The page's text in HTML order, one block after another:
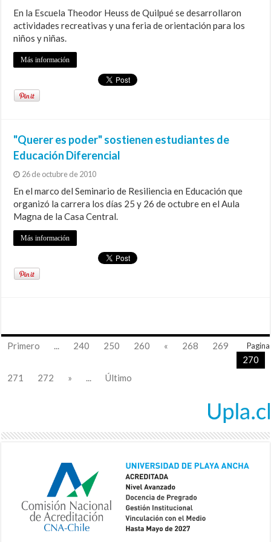
En la Escuela Theodor Heuss de Quilpué se desarrollaron
actividades recreativas y una feria de orientación para los
niños y niñas.
Más información
"Querer es poder" sostienen estudiantes de
Educación Diferencial
26 de octubre de 2010
En el marco del Seminario de Resiliencia en Educación que
organizó la carrera los días 25 y 26 de octubre en el Aula
Magna de la Casa Central.
Más información
Pagina
Primero ... 240 250 260 « 268
269
270
271
272 » ... Último